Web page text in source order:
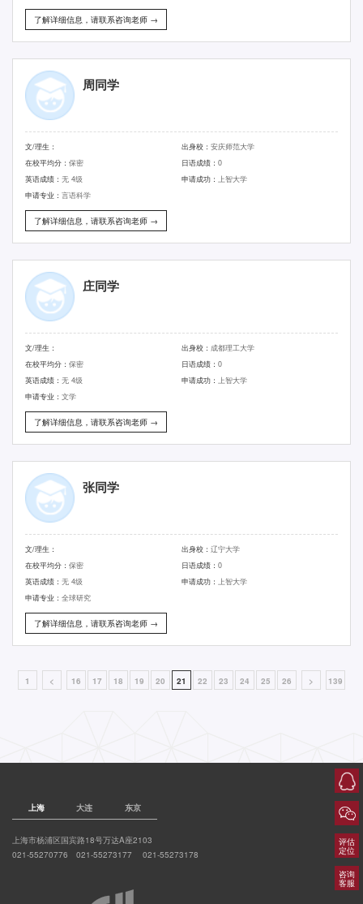
了解详细信息，请联系咨询老师 →
周同学
文/理生： 出身校： 安庆师范大学
在校平均分： 保密 日语成绩： 0
英语成绩： 无 4级 申请成功： 上智大学
申请专业： 言语科学
了解详细信息，请联系咨询老师 →
庄同学
文/理生： 出身校： 成都理工大学
在校平均分： 保密 日语成绩： 0
英语成绩： 无 4级 申请成功： 上智大学
申请专业： 文学
了解详细信息，请联系咨询老师 →
张同学
文/理生： 出身校： 辽宁大学
在校平均分： 保密 日语成绩： 0
英语成绩： 无 4级 申请成功： 上智大学
申请专业： 全球研究
了解详细信息，请联系咨询老师 →
1 < 16 17 18 19 20 21 22 23 24 25 26 > 139
评估
定位
咨询
客服
上海 大连 东京
上海市杨浦区国宾路18号万达A座2103
021-55270776 021-55273177 021-55273178